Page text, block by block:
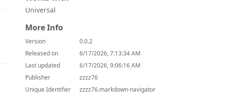
Universal
More Info
Version
0.0.2
Released on
6/17/2026, 7:13:34 AM
Last updated
6/17/2026, 9:06:16 AM
Publisher
zzzz76
Unique Identifier
zzzz76.markdown-navigator